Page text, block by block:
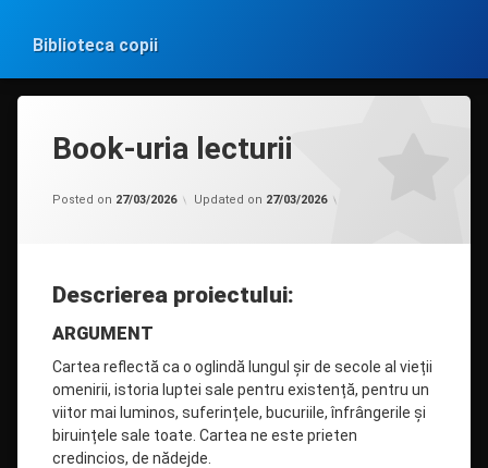
Biblioteca copii
Book-uria lecturii
Posted on 27/03/2026 Updated on 27/03/2026
Descrierea proiectului:
ARGUMENT
Cartea reflectă ca o oglindă lungul șir de secole al vieții
omenirii, istoria luptei sale pentru existență, pentru un
viitor mai luminos, suferințele, bucuriile, înfrângerile și
biruințele sale toate. Cartea ne este prieten
credincios, de nădejde.